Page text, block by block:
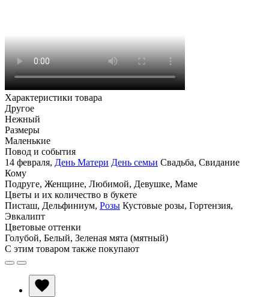
Характеристики товара
Другое
Нежный
Размеры
Маленькие
Повод и события
14 февраля, День Матери День семьи Свадьба, Свидание
Кому
Подруге, Женщине, Любимой, Девушке, Маме
Цветы и их количество в букете
Писташ, Дельфиниум, Розы Кустовые розы, Гортензия,
Эвкалипт
Цветовые оттенки
Голубой, Белый, Зеленая мята (мятный)
С этим товаром также покупают